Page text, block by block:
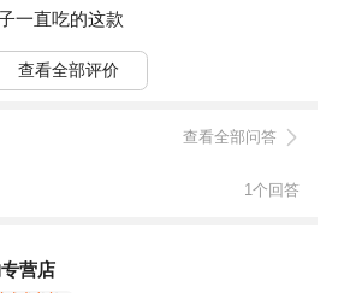
一直吃的这款
查看全部评价
查看全部问答
1个回答
营店